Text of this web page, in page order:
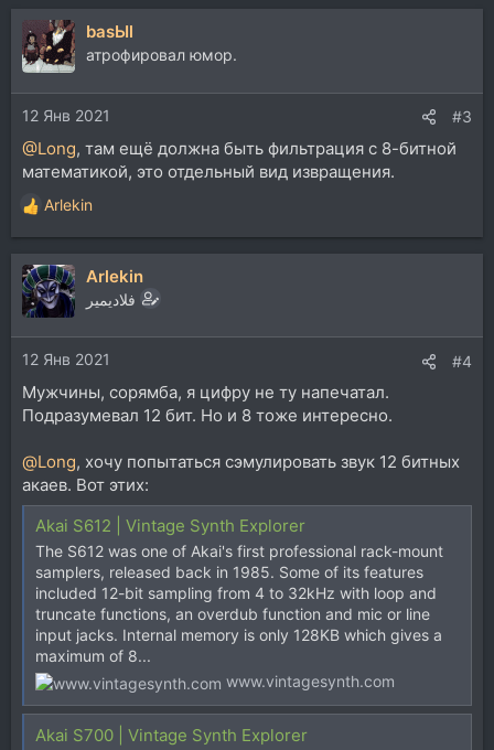
а
к
ц
и
и
:
basЫl
атрофировал юмор.
12 Янв 2021 #3
@Long, там ещё должна быть фильтрация с 8-битной
математикой, это отдельный вид извращения.
Р
е
а
к
ц
и
и
:
Arlekin
Arlekin
فلاديمير
12 Янв 2021 #4
Мужчины, сорямба, я цифру не ту напечатал.
Подразумевал 12 бит. Но и 8 тоже интересно.
@Long, хочу попытаться сэмулировать звук 12 битных
акаев. Вот этих:
Akai S612 | Vintage Synth Explorer
The S612 was one of Akai's first professional rack-mount
samplers, released back in 1985. Some of its features
included 12-bit sampling from 4 to 32kHz with loop and
truncate functions, an overdub function and mic or line
input jacks. Internal memory is only 128KB which gives a
maximum of 8...
www.vintagesynth.com
Akai S700 | Vintage Synth Explorer